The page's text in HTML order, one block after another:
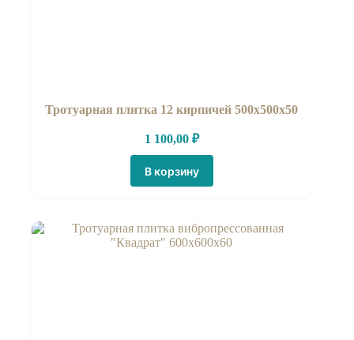
Тротуарная плитка 12 кирпичей 500х500х50
1 100,00 ₽
В корзину